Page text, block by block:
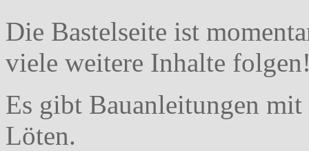
Die Bastelseite ist
viele weitere Inhalte
Es gibt Bauanleitungen
Löten.